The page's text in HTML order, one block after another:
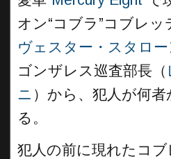
オン“コブラ”コブレッ
ヴェスター・スタロー
ゴンザレス巡査部長（
ニ ）から、犯人が何
る。
犯人の前に現れたコ